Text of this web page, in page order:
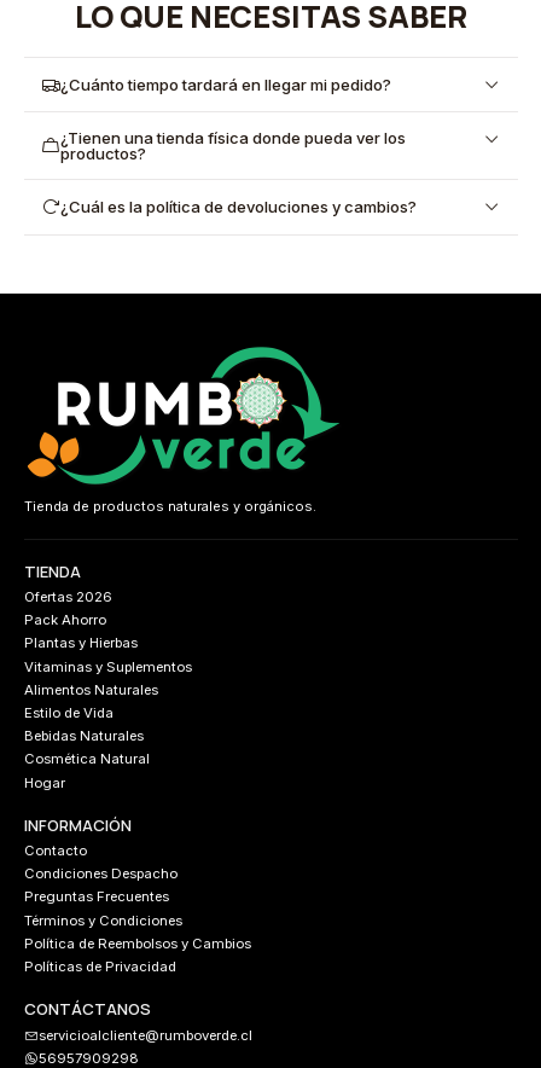
LO QUE NECESITAS SABER
¿Cuánto tiempo tardará en llegar mi pedido?
¿Tienen una tienda física donde pueda ver los
productos?
¿Cuál es la política de devoluciones y cambios?
Tienda de productos naturales y orgánicos.
TIENDA
Ofertas 2026
Pack Ahorro
Plantas y Hierbas
Vitaminas y Suplementos
Alimentos Naturales
Estilo de Vida
Bebidas Naturales
Cosmética Natural
Hogar
INFORMACIÓN
Contacto
Condiciones Despacho
Preguntas Frecuentes
Términos y Condiciones
Política de Reembolsos y Cambios
Políticas de Privacidad
CONTÁCTANOS
servicioalcliente@rumboverde.cl
56957909298